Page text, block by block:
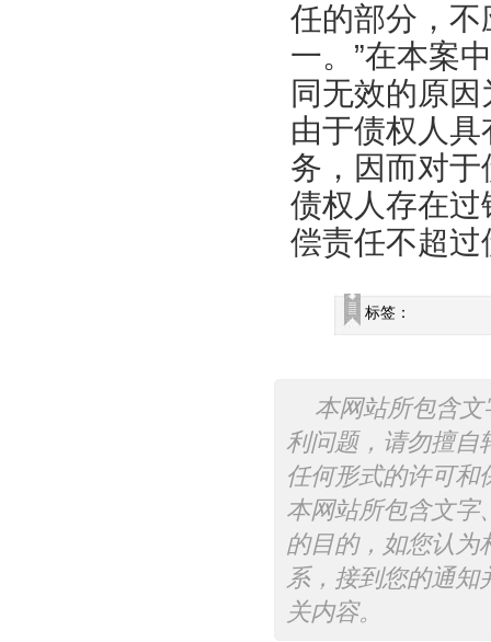
任的部分，
一。”在本案
同无效的原
由于债权人
务，因而对
债权人存在
偿责任不超
标签：
本网站所包含
利问题，请勿擅自
任何形式的许可和
本网站所包含文字
的目的，如您认为
系，接到您的通知
关内容。